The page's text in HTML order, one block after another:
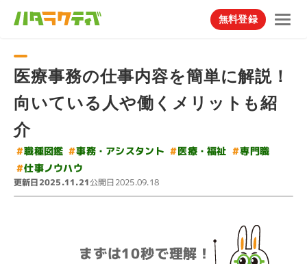
無料登録
医療事務の仕事内容を簡単に解説！
向いている人や働くメリットも紹
介
#職種図鑑 #事務・アシスタント #医療・福祉 #専門職
#仕事ノウハウ
更新日2025.11.21公開日2025.09.18
まずは10秒で理解！